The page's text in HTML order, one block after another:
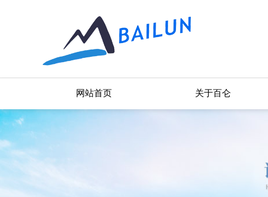
网站首页 关于百仑